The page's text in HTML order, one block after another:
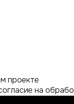
проекте
на